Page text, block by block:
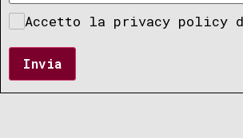
Accetto la privacy policy
Invia